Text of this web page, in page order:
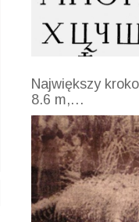
Największy
8.6 m,…